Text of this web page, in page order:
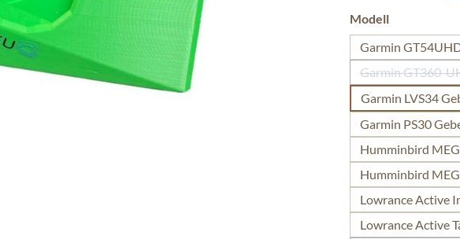
Modellauswählen
Garmin
Garmin GT360-
Garmin LVS34
Garmin PS30
Humminbird
Humminbird
Lowrance Active
Lowrance Active